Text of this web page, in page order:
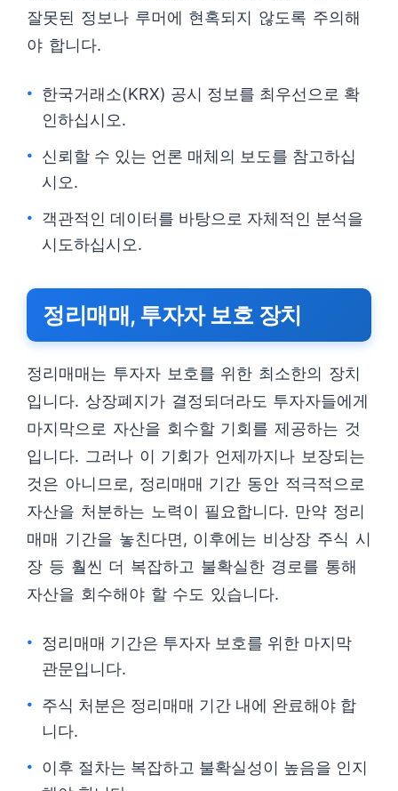
잘못된 정보나 루머에 현혹되지 않도록 주의해
야 합니다.
한국거래소(KRX) 공시 정보를 최우선으로 확
인하십시오.
신뢰할 수 있는 언론 매체의 보도를 참고하십
시오.
객관적인 데이터를 바탕으로 자체적인 분석을
시도하십시오.
정리매매, 투자자 보호 장치
정리매매는 투자자 보호를 위한 최소한의 장치
입니다. 상장폐지가 결정되더라도 투자자들에게
마지막으로 자산을 회수할 기회를 제공하는 것
입니다. 그러나 이 기회가 언제까지나 보장되는
것은 아니므로, 정리매매 기간 동안 적극적으로
자산을 처분하는 노력이 필요합니다. 만약 정리
매매 기간을 놓친다면, 이후에는 비상장 주식 시
장 등 훨씬 더 복잡하고 불확실한 경로를 통해
자산을 회수해야 할 수도 있습니다.
정리매매 기간은 투자자 보호를 위한 마지막
관문입니다.
주식 처분은 정리매매 기간 내에 완료해야 합
니다.
이후 절차는 복잡하고 불확실성이 높음을 인지